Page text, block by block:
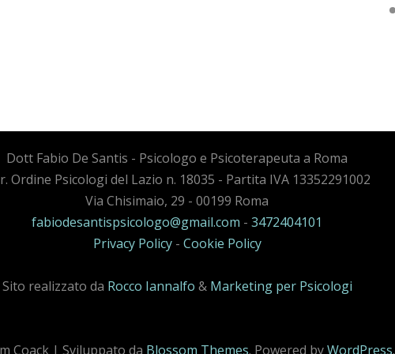
Dott Fabio De Santis - Psicologo e Psicoterapeuta a Roma
Ordine Psicologi del Lazio n. 18035 - Partita IVA 13352291002
Via Chisimaio, 29 - 00199 Roma
fabiodesantispsicologo@gmail.com - 3472404101
Privacy Policy- Cookie Policy
Sito realizzato da Rocco Iannalfo & Marketing per Psicologi
Coack | Sviluppato da Blossom Themes. Powered byWordPress.